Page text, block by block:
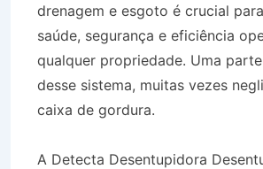
drenagem e esgoto é crucial
saúde, segurança e eficiência
qualquer propriedade. Uma
desse sistema, muitas vezes
caixa de gordura.
A Detecta Desentupidora